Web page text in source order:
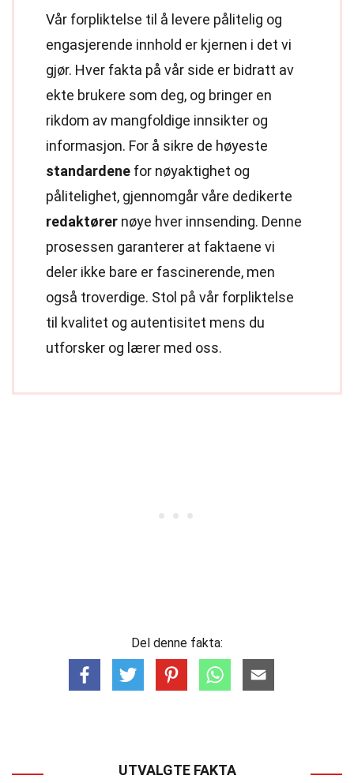
Vår forpliktelse til å levere pålitelig og
engasjerende innhold er kjernen i det vi
gjør. Hver fakta på vår side er bidratt av
ekte brukere som deg, og bringer en
rikdom av mangfoldige innsikter og
informasjon. For å sikre de høyeste
standardene for nøyaktighet og
pålitelighet, gjennomgår våre dedikerte
redaktører nøye hver innsending. Denne
prosessen garanterer at faktaene vi
deler ikke bare er fascinerende, men
også troverdige. Stol på vår forpliktelse
til kvalitet og autentisitet mens du
utforsker og lærer med oss.
Del denne fakta:
UTVALGTE FAKTA